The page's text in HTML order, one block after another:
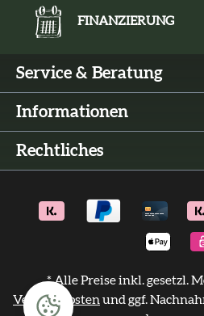
FINANZIERUNG
Service & Beratung
Informationen
Rechtliches
* Alle Preise inkl. gesetzl.
Versandkostenund ggf.